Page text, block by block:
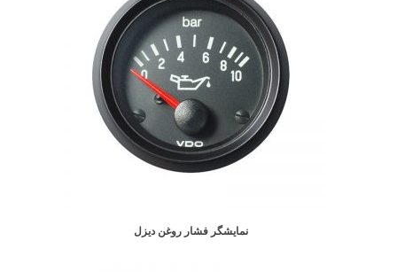
نمایشگر فشار روغن دیزل